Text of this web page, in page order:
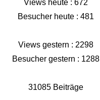
Views heute : 672
Besucher heute : 481
Views gestern : 2298
Besucher gestern : 1288
31085 Beiträge